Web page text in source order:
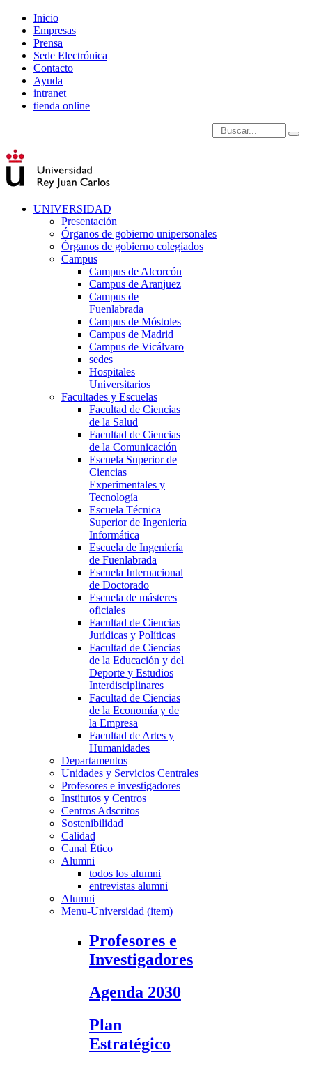
Inicio
Empresas
Prensa
Sede Electrónica
Contacto
Ayuda
intranet
tienda online
Introduce términos de
UNIVERSIDAD
Presentación
Órganos de gobierno unipersonales
Órganos de gobierno colegiados
Campus
Campus de Alcorcón
Campus de Aranjuez
Campus de
Fuenlabrada
Campus de Móstoles
Campus de Madrid
Campus de Vicálvaro
sedes
Hospitales
Universitarios
Facultades y Escuelas
Facultad de Ciencias
de la Salud
Facultad de Ciencias
de la Comunicación
Escuela Superior de
Ciencias
Experimentales y
Tecnología
Escuela Técnica
Superior de Ingeniería
Informática
Escuela de Ingeniería
de Fuenlabrada
Escuela Internacional
de Doctorado
Escuela de másteres
oficiales
Facultad de Ciencias
Jurídicas y Políticas
Facultad de Ciencias
de la Educación y del
Deporte y Estudios
Interdisciplinares
Facultad de Ciencias
de la Economía y de
la Empresa
Facultad de Artes y
Humanidades
Departamentos
Unidades y Servicios Centrales
Profesores e investigadores
Institutos y Centros
Centros Adscritos
Sostenibilidad
Calidad
Canal Ético
Alumni
todos los alumni
entrevistas alumni
Alumni
Menu-Universidad (item)
Profesores e
Investigadores
Agenda 2030
Plan
Estratégico